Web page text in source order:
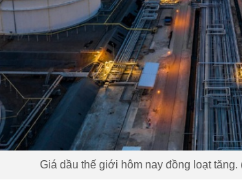
Giá dầu thế giới hôm nay đồng loạt tăng.